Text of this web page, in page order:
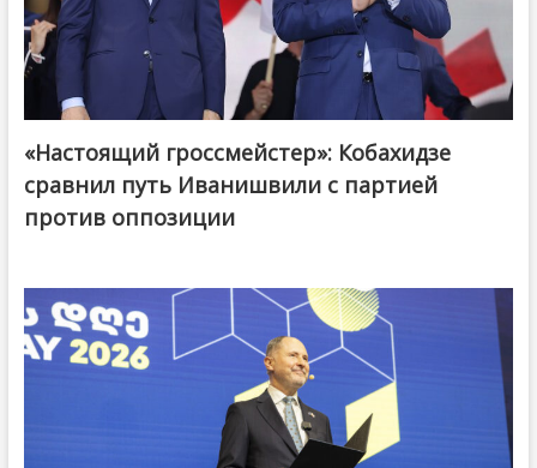
@ქართული ოცნება / Georgian Dream
«Настоящий гроссмейстер»: Кобахидзе
сравнил путь Иванишвили с партией
против оппозиции